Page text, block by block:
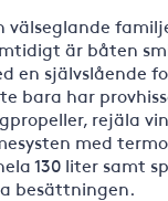
välseglande
är båten
en självslående
bara har
rejäla
med
130 liter samt
besättningen.